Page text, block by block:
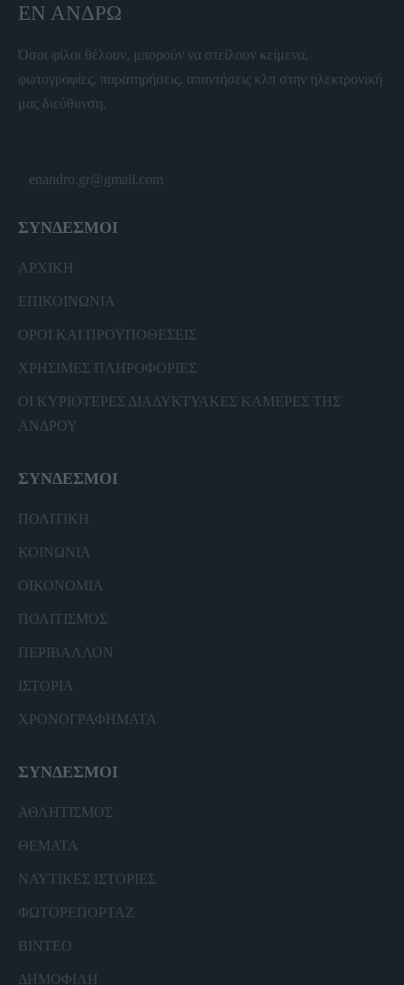
ΕΝ ΆΝΔΡΩ
Όσοι φίλοι θέλουν, μπορούν να στείλουν κείμενα,
φωτογραφίες, παρατηρήσεις, απαντήσεις κλπ στην ηλεκτρονική
μας διεύθυνση.
enandro.gr@gmail.com
ΣΥΝΔΕΣΜΟΙ
ΑΡΧΙΚΗ
ΕΠΙΚΟΙΝΩΝΙΑ
ΟΡΟΙ ΚΑΙ ΠΡΟΫΠΟΘΕΣΕΙΣ
ΧΡΗΣΙΜΕΣ ΠΛΗΡΟΦΟΡΙΕΣ
ΟΙ ΚΥΡΙΟΤΕΡΕΣ ΔΙΑΔΥΚΤΥΑΚΕΣ ΚΑΜΕΡΕΣ ΤΗΣ
ΑΝΔΡΟΥ
ΣΥΝΔΕΣΜΟΙ
ΠΟΛΙΤΙΚΗ
ΚΟΙΝΩΝΙΑ
ΟΙΚΟΝΟΜΙΑ
ΠΟΛΙΤΙΣΜΟΣ
ΠΕΡΙΒΑΛΛΟΝ
ΙΣΤΟΡΙΑ
ΧΡΟΝΟΓΡΑΦΗΜΑΤΑ
ΣΥΝΔΕΣΜΟΙ
ΑΘΛΗΤΙΣΜΟΣ
ΘΕΜΑΤΑ
ΝΑΥΤΙΚΕΣ ΙΣΤΟΡΙΕΣ
ΦΩΤΟΡΕΠΟΡΤΑΖ
ΒΙΝΤΕΟ
ΔΗΜΟΦΙΛΗ